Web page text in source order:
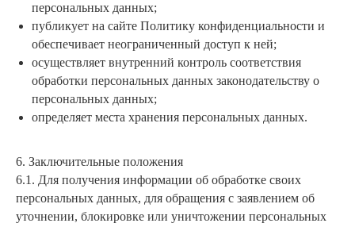
персональных данных;
публикует на сайте Политику конфиденциальности и
обеспечивает неограниченный доступ к ней;
осуществляет внутренний контроль соответствия
обработки персональных данных законодательству о
персональных данных;
определяет места хранения персональных данных.
6. Заключительные положения
6.1. Для получения информации об обработке своих
персональных данных, для обращения с заявлением об
уточнении, блокировке или уничтожении персональных
Сотрудники Туристско-информационного
помогут составить маршрут, ответят на ваши
вопросы о туристических направлениях,